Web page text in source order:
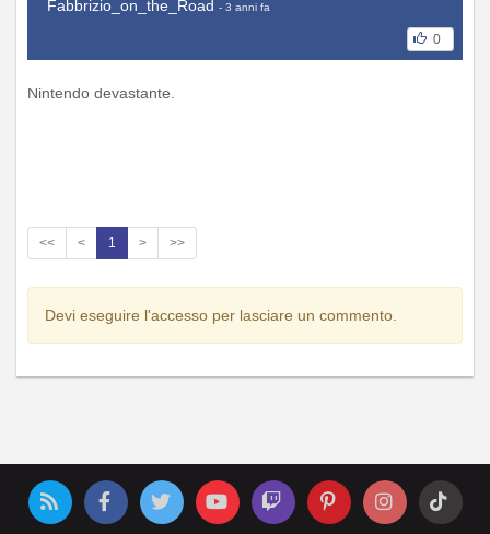
Fabbrizio_on_the_Road - 3 anni fa
0
Nintendo devastante.
<< < 1 > >>
Devi eseguire l'accesso per lasciare un commento.